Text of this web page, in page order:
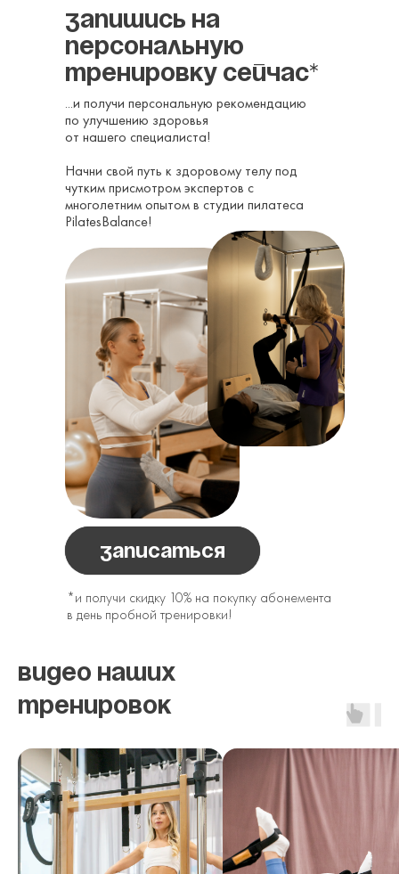
Запишись на
персональную
тренировку сейчас*
...и получи персональную рекомендацию
по улучшению здоровья
от нашего специалиста!
Начни свой путь к здоровому телу под
чутким присмотром экспертов с
многолетним опытом в студии пилатеса
PilatesBalance!
*и получи скидку 10% на покупку абонемента
в день пробной тренировки!
записаться
видео наших
тренировок